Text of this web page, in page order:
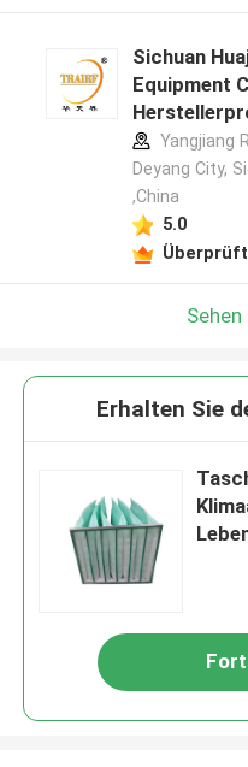
Sichuan
Equipment
Yangjiang
Deyang City,
,China
5.0
Erhalten Sie